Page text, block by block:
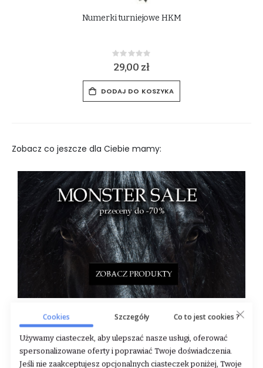
Numerki turniejowe HKM
Rating:
0%
29,00 zł
DODAJ DO KOSZYKA
Zobacz co jeszcze dla Ciebie mamy:
Cookies Szczegóły Co to jest cookies ?
Używamy ciasteczek, aby ulepszać nasze usługi, oferować
spersonalizowane oferty i poprawiać Twoje doświadczenia.
Jeśli nie zaakceptujesz opcjonalnych ciasteczek poniżej, Twoje